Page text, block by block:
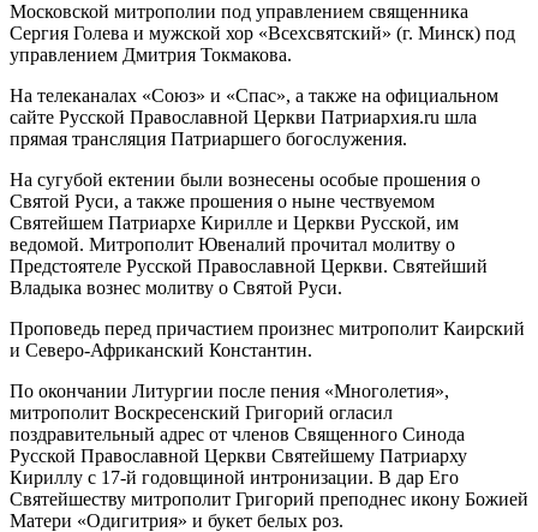
Московской митрополии под управлением священника
Сергия Голева и мужской хор «Всехсвятский» (г. Минск) под
управлением Дмитрия Токмакова.
На телеканалах «Союз» и «Спас», а также на официальном
сайте Русской Православной Церкви Патриархия.ru шла
прямая трансляция Патриаршего богослужения.
На сугубой ектении были вознесены особые прошения о
Святой Руси, а также прошения о ныне чествуемом
Святейшем Патриархе Кирилле и Церкви Русской, им
ведомой. Митрополит Ювеналий прочитал молитву о
Предстоятеле Русской Православной Церкви. Святейший
Владыка вознес молитву о Святой Руси.
Проповедь перед причастием произнес митрополит Каирский
и Северо-Африканский Константин.
По окончании Литургии после пения «Многолетия»,
митрополит Воскресенский Григорий огласил
поздравительный адрес от членов Священного Синода
Русской Православной Церкви Святейшему Патриарху
Кириллу с 17-й годовщиной интронизации. В дар Его
Святейшеству митрополит Григорий преподнес икону Божией
Матери «Одигитрия» и букет белых роз.